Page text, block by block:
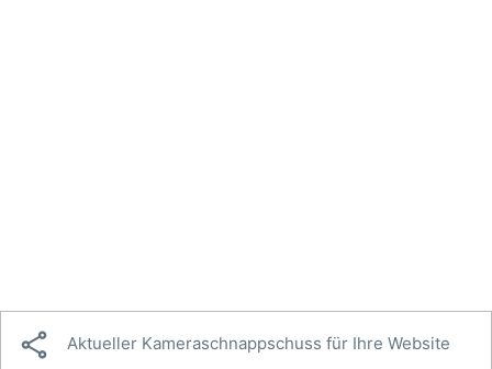
 Aktueller Kameraschnappschuss für Ihre Website